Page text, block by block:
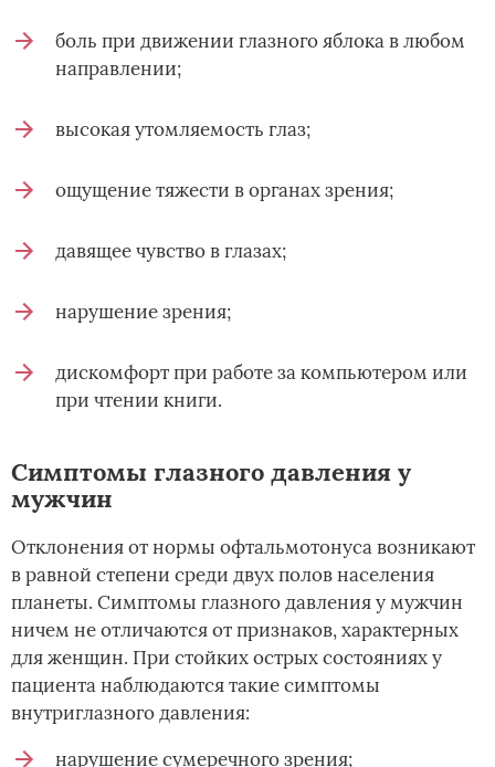
боль при движении глазного яблока в любом
направлении;
высокая утомляемость глаз;
ощущение тяжести в органах зрения;
давящее чувство в глазах;
нарушение зрения;
дискомфорт при работе за компьютером или
при чтении книги.
Симптомы глазного давления у
мужчин
Отклонения от нормы офтальмотонуса возникают
в равной степени среди двух полов населения
планеты. Симптомы глазного давления у мужчин
ничем не отличаются от признаков, характерных
для женщин. При стойких острых состояниях у
пациента наблюдаются такие симптомы
внутриглазного давления:
нарушение сумеречного зрения;